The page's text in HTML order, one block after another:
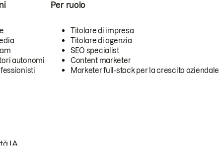
autonomi
Per ruolo
Titolare di impresa
Titolare di agenzia
SEO specialist
Content marketer
Marketer full-stack per la crescita aziendale
IA.